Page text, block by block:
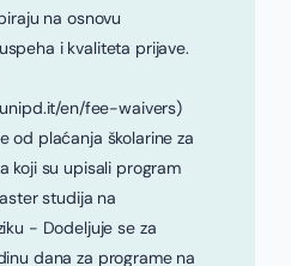
na osnovu
i kvaliteta prijave.
en/fee-waivers)
od plaćanja školarine za
koji su upisali program
studija na
- Dodeljuje se za
dana za programe na